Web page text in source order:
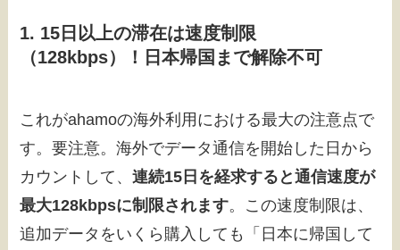
1. 15日以上の滞在は速度制限
（128kbps）！日本帰国まで解除不可
これがahamoの海外利用における最大の注意点で
す。要注意。海外でデータ通信を開始した日から
カウントして、連続15日を経求すると通信速度が
最大128kbpsに制限されます。この速度制限は、
追加データをいくら購入しても「日本に帰国して